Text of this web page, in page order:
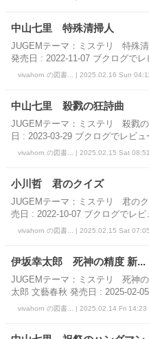
中山七里 特殊清掃人
JUGEMテーマ：ミステリ 特殊
発売日 : 2022-11-07 ブクログでレ
vivahorn の図書... | 2025.02.16 Sun
中山七里 殺戮の狂詩曲
JUGEMテーマ：ミステリ 殺戮
日 : 2023-03-29 ブクログでレビュ
vivahorn の図書... | 2025.02.15 Sat 08:51
小川哲 君のクイズ
JUGEMテーマ：ミステリ 君の
売日 : 2022-10-07 ブクログでレビ
vivahorn の図書... | 2025.02.15 Sat 07:05
伊坂幸太郎 死神の精度 新...
JUGEMテーマ：ミステリ 死神
太郎 文藝春秋 発売日 : 2025-02-05
vivahorn の図書... | 2025.02.14 Fri 14:23